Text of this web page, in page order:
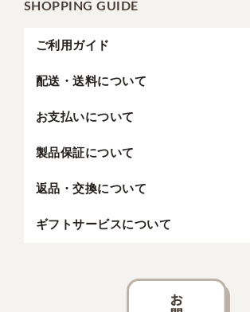
SHOPPING GUIDE
ご利用ガイド
配送・送料について
お支払いについて
製品保証について
返品・交換について
ギフトサービスについて